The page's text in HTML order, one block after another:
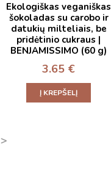
Ekologiškas veganiškas
šokoladas su carobo ir
datukių milteliais, be
pridėtinio cukraus |
BENJAMISSIMO (60 g)
3.65 €
Į KREPŠELĮ
>